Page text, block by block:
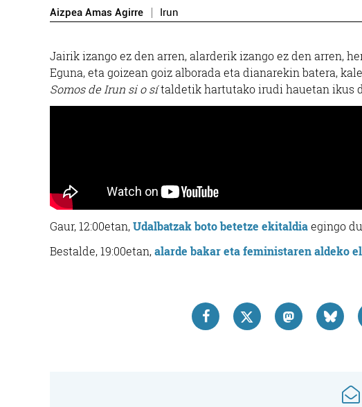
Aizpea Amas Agirre Irun
Jairik izango ez den arren, alarderik izango ez den arren,
Eguna, eta goizean goiz alborada eta dianarekin batera,
Somos de Irun si o sítaldetik hartutako irudi hauetan ikus
Gaur, 12:00etan,Udalbatzak boto betetze ekitaldiaegingo
Bestalde, 19:00etan,alarde bakar eta feministaren aldeko
BAT KIROL ETA OSASUN
ZENTROA
Irun